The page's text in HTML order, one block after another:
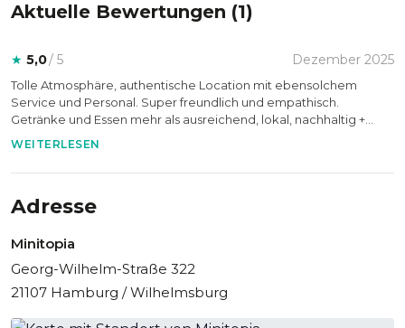
Aktuelle Bewertungen (1)
★ 5,0/ 5 Dezember 2025
Tolle Atmosphäre, authentische Location mit ebensolchem
Service und Personal. Super freundlich und empathisch.
Getränke und Essen mehr als ausreichend, lokal, nachhaltig +
lecker. Es war für alle ein schöner Abend.
WEITERLESEN
Adresse
Minitopia
Georg-Wilhelm-Straße 322
21107 Hamburg / Wilhelmsburg